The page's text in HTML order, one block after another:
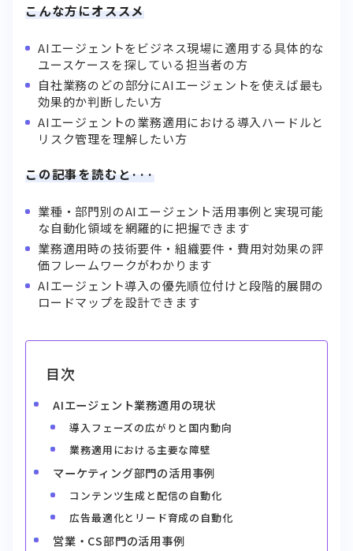
こんな方にオススメ
AIエージェントをビジネス現場に適用する具体的な
ユースケースを探している担当者の方
自社業務のどの部分にAIエージェントを使えば最も
効果的か判断したい方
AIエージェントの業務適用における導入ハードルと
リスク管理を理解したい方
この記事を読むと···
業種・部門別のAIエージェント活用事例と実現可能
な自動化領域を網羅的に把握できます
業務適用時の技術要件・組織要件・費用対効果の評
価フレームワークがわかります
AIエージェント導入の優先順位付けと段階的展開の
ロードマップを設計できます
目次
AIエージェント業務適用の現状
導入フェーズの広がりと国内動向
業務適用における主要な障壁
マーケティング部門の活用事例
コンテンツ生成と配信の自動化
広告最適化とリード育成の自動化
営業・CS部門の活用事例